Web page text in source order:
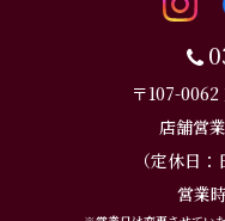
〒107-
店舗営
（定休日
営業